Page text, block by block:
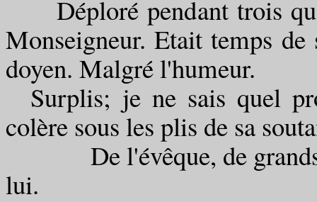
Déploré pendant trois
Monseigneur. Etait temps
doyen. Malgré l'humeur.
Surplis; je ne sais quel
colère sous les plis de sa
De l'évêque, de grands
lui.